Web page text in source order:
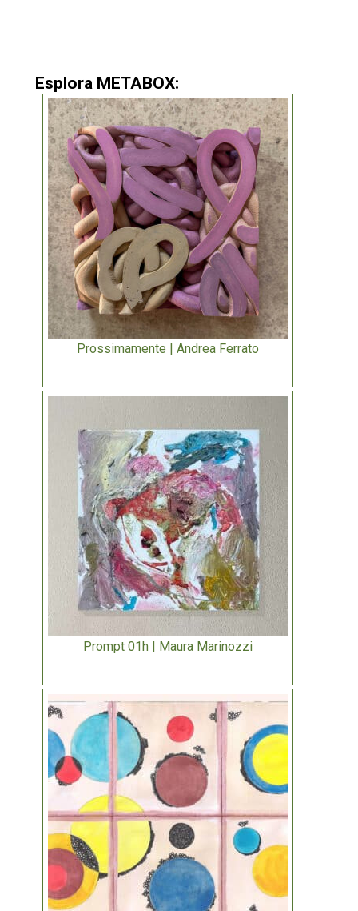
Esplora METABOX:
Prossimamente | Andrea Ferrato
Prompt 01h | Maura Marinozzi